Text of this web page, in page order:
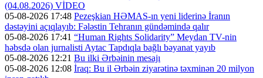
(04.08.2026) VİDEO
05-08-2026 17:48 Pezeşkian HƏMAS-ın yeni liderinə İranın
dəstəyini açıqlayıb: Fələstin Tehranın gündəmində qalır
05-08-2026 17:41 “Human Rights Solidarity” Meydan TV-nin
həbsdə olan jurnalisti Aytac Tapdıqla bağlı bəyanat yayıb
05-08-2026 12:21 Bu ilki Ərbəinin mesajı
05-08-2026 12:08 İraq: Bu il Ərbəin ziyarətinə təxminən 20 milyon